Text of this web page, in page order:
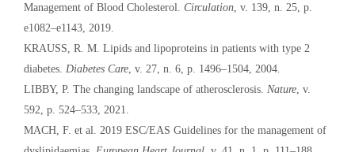
Management of Blood Cholesterol. Circulation , v. 139, n. 25, p.
e1082–e1143, 2019.
KRAUSS, R. M. Lipids and lipoproteins in patients with type 2
diabetes. Diabetes Care , v. 27, n. 6, p. 1496–1504, 2004.
LIBBY, P. The changing landscape of atherosclerosis. Nature , v.
592, p. 524–533, 2021.
MACH, F. et al. 2019 ESC/EAS Guidelines for the management of